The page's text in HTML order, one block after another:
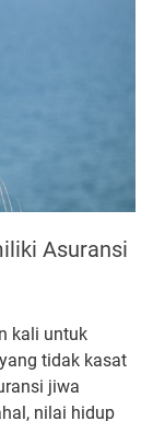
Asuransi
kali untuk
tidak kasat
jiwa
nilai hidup